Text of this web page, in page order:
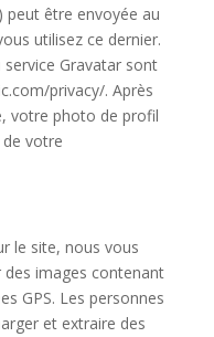
peut être envoyée au
utilisez ce dernier.
Gravatar sont
privacy/. Après
votre photo de profil
votre
le site, nous vous
des images contenant
GPS. Les personnes
et extraire des